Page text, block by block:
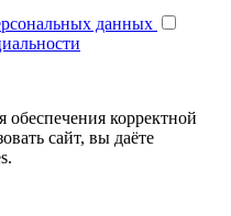
данных
корректной
сайт, вы даёте